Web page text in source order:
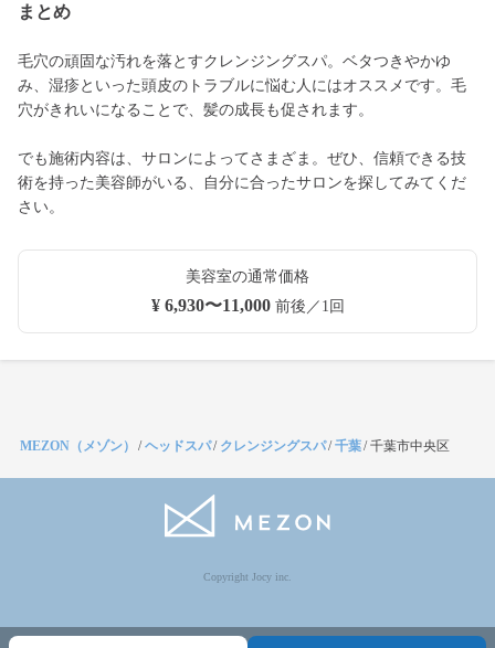
まとめ
毛穴の頑固な汚れを落とすクレンジングスパ。ベタつきやかゆ
み、湿疹といった頭皮のトラブルに悩む人にはオススメです。毛
穴がきれいになることで、髪の成長も促されます。
でも施術内容は、サロンによってさまざま。ぜひ、信頼できる技
術を持った美容師がいる、自分に合ったサロンを探してみてくだ
さい。
美容室の通常価格
¥ 6,930〜11,000前後／1回
MEZON（メゾン） /ヘッドスパ/ クレンジングスパ/千葉/千葉市中央区
Copyright Jocy inc.